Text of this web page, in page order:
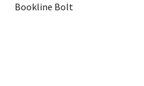
Bookline Bolt